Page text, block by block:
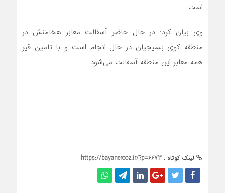
است.
وی بیان کرد: در حال حاضر آسفالت معابر هخامنش در
منطقه کوی بسیجیان در حال انجام است و با تامین قیر
همه معابر این منطقه آسفالت می‌شود
لینک کوتاه : https://bayanerooz.ir/?p=6673